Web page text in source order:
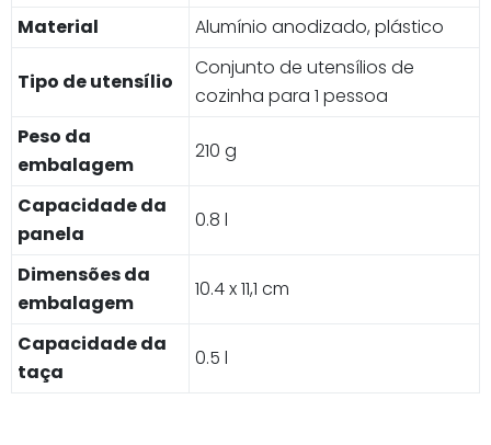
Material
Alumínio anodizado, plástico
Tipo de utensílio
Conjunto de utensílios de
cozinha para 1 pessoa
Peso da
embalagem
210 g
Capacidade da
panela
0.8 l
Dimensões da
embalagem
10.4 x 11,1 cm
Capacidade da
taça
0.5 l